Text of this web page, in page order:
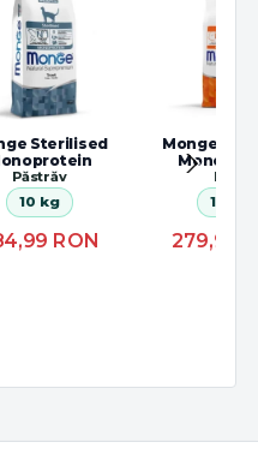
Sterilised
Păstrăv
10 kg
RON
Monge
Rață
10 kg
279,99